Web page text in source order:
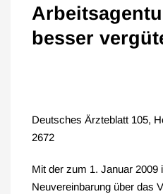
besser
Deutsches Ärzteblatt 105,
2672
Mit der zum 1. Januar 2009
Neuvereinbarung über das